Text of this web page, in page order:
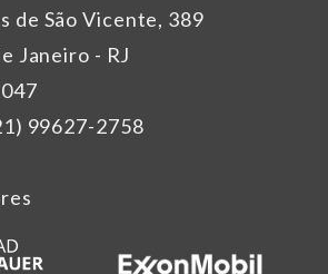
de São Vicente, 389
Janeiro - RJ
99627-2758